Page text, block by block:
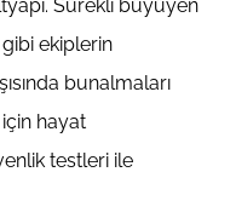
Sürekli büyüyen
gibi ekiplerin
bunalmaları
için hayat
testleri ile